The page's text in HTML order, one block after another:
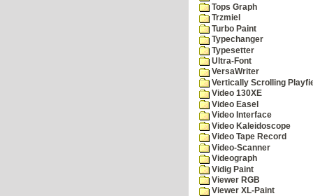
Tops Graph
Trzmiel
Turbo Paint
Typechanger
Typesetter
Ultra-Font
VersaWriter
Vertically Scrolling
Video 130XE
Video Easel
Video Interface
Video Kaleidoscope
Video Tape Record
Video-Scanner
Videograph
Vidig Paint
Viewer RGB
Viewer XL-Paint